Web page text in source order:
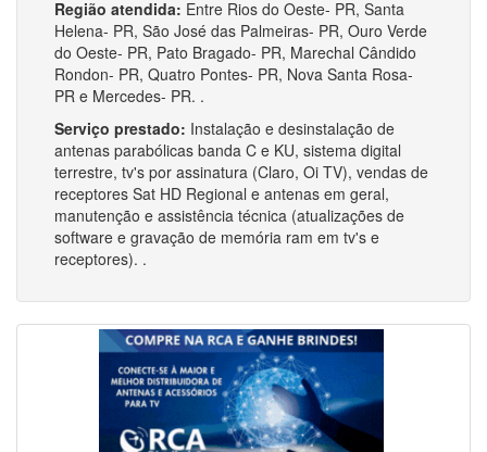
Região atendida: Entre Rios do Oeste- PR, Santa
Helena- PR, São José das Palmeiras- PR, Ouro Verde
do Oeste- PR, Pato Bragado- PR, Marechal Cândido
Rondon- PR, Quatro Pontes- PR, Nova Santa Rosa-
PR e Mercedes- PR. .
Serviço prestado: Instalação e desinstalação de
antenas parabólicas banda C e KU, sistema digital
terrestre, tv's por assinatura (Claro, Oi TV), vendas de
receptores Sat HD Regional e antenas em geral,
manutenção e assistência técnica (atualizações de
software e gravação de memória ram em tv's e
receptores). .